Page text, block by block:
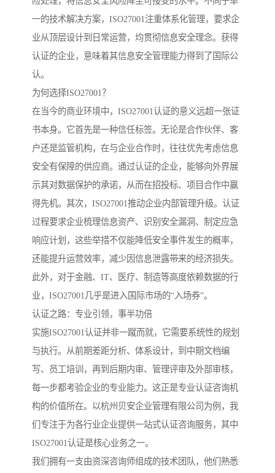
一的技术解决方案，ISO27001注重体系化管理，要求企
业从顶层设计到日常运营，均贯彻信息安全理念。获得
认证的企业，意味着其信息安全管理能力得到了国际公
认。
为何选择ISO27001？
在当今的商业环境中，ISO27001认证的意义远超一张证
书本身。它首先是一种信任标签。无论是合作伙伴、客
户还是监管机构，在与企业合作时，往往优先考虑信息
安全有保障的供应商。通过认证的企业，能够向外界展
示其对数据保护的承诺，从而在招投标、项目合作中赢
得先机。其次，ISO27001推动企业内部管理升级。认证
过程要求企业梳理信息资产、识别安全漏洞、制定应急
响应计划，这些举措不仅能降低安全事件发生的概率，
还能提升运营效率，减少因信息泄露带来的经济损失。
此外，对于金融、IT、医疗、制造等高度依赖数据的行
业，ISO27001几乎是进入国际市场的“入场券”。
认证之路：专业引领，事半功倍
实施ISO27001认证并非一蹴而就，它需要系统性的规划
与执行。从前期差距分析、体系设计，到中期文档编
写、员工培训，再到后期内审、管理评审及外部审核，
每一步都考验企业的专业能力。这正是专业认证咨询机
构的价值所在。以杭州贝安企业管理有限公司为例，我
们专注于为各行业企业提供一站式认证咨询服务，其中
ISO27001认证是核心业务之一。
我们拥有一支由资深咨询师组成的技术团队，他们熟悉